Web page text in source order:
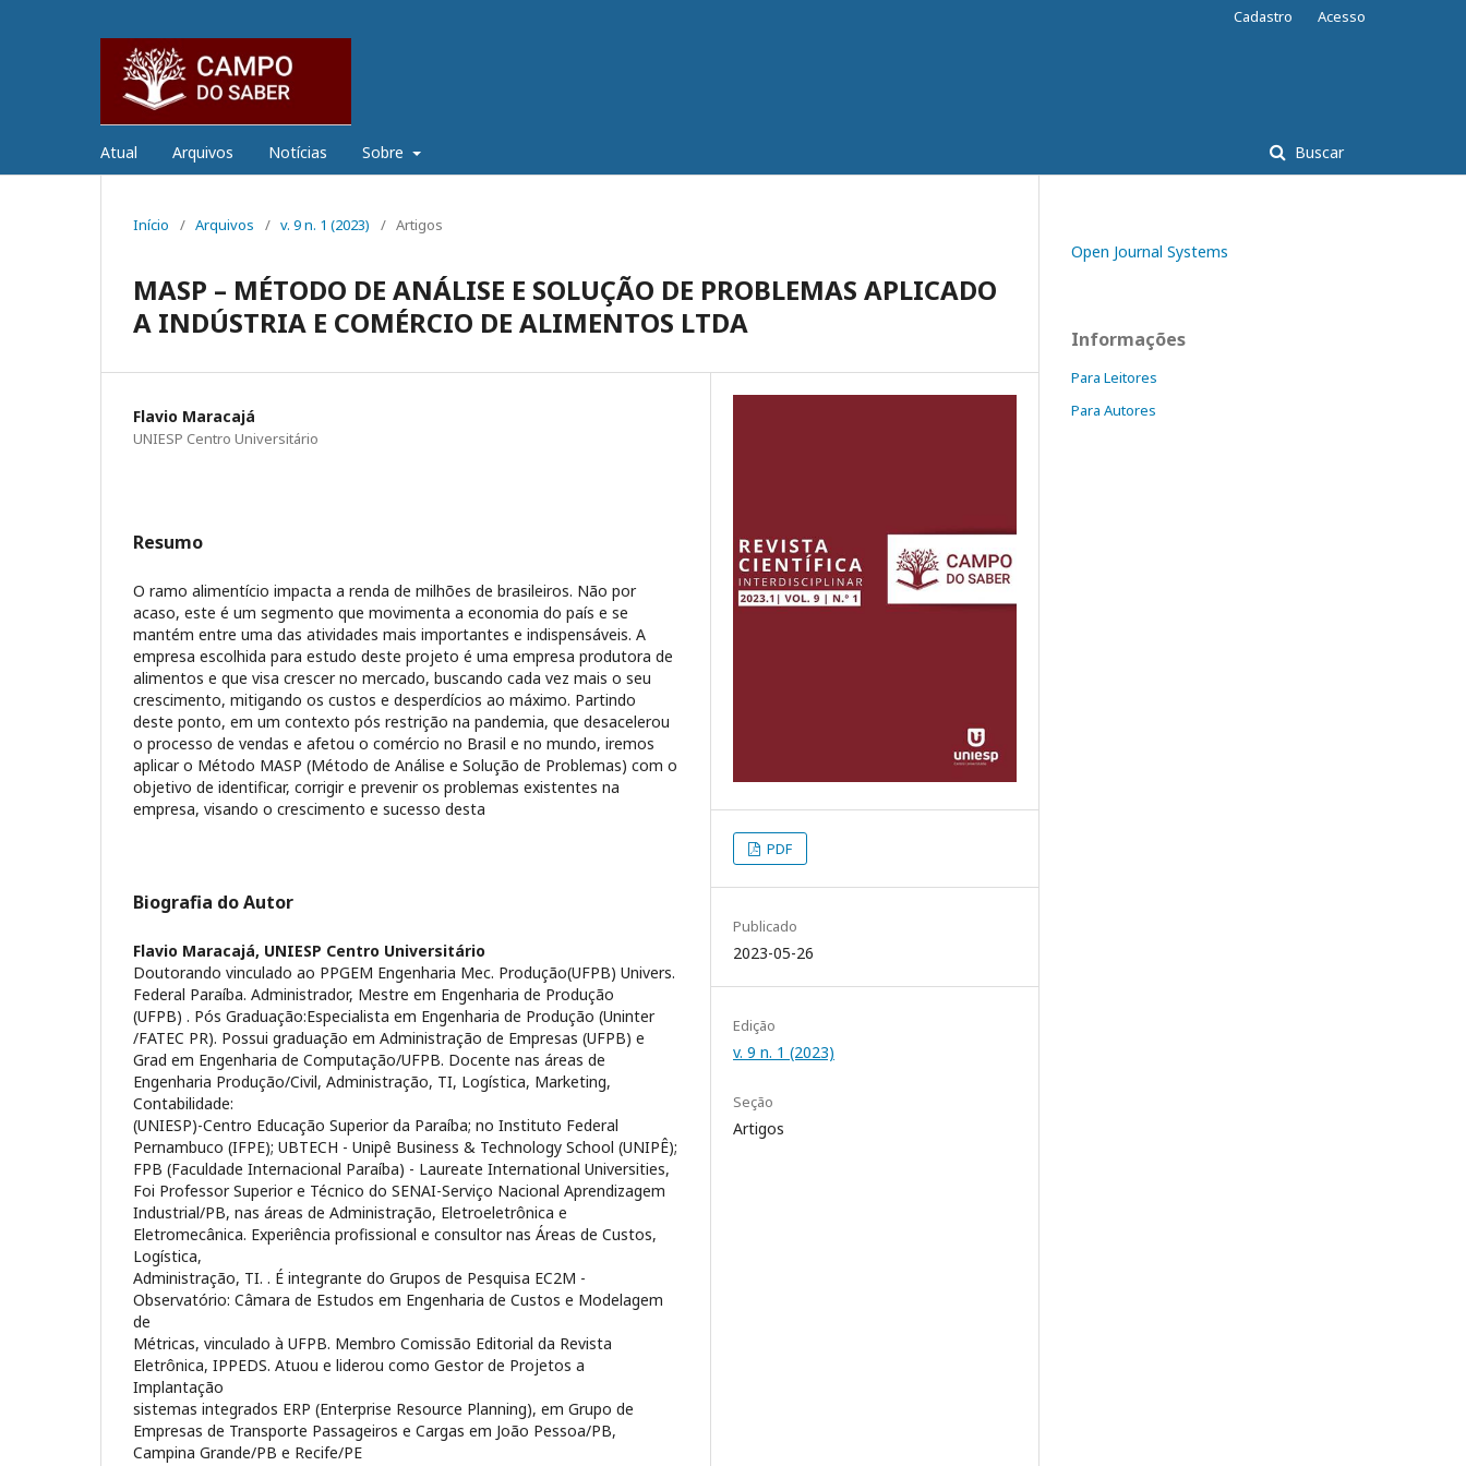
Atual Arquivos Notícias Sobre Buscar
Cadastro Acesso
Início / Arquivos / v. 9 n. 1 (2023) / Artigos
MASP – MÉTODO DE ANÁLISE E SOLUÇÃO DE PROBLEMAS APLICADO
A INDÚSTRIA E COMÉRCIO DE ALIMENTOS LTDA
Flavio Maracajá
UNIESP Centro Universitário
Resumo
O ramo alimentício impacta a renda de milhões de brasileiros. Não por
acaso, este é um segmento que movimenta a economia do país e se
mantém entre uma das atividades mais importantes e indispensáveis. A
empresa escolhida para estudo deste projeto é uma empresa produtora de
alimentos e que visa crescer no mercado, buscando cada vez mais o seu
crescimento, mitigando os custos e desperdícios ao máximo. Partindo
deste ponto, em um contexto pós restrição na pandemia, que desacelerou
o processo de vendas e afetou o comércio no Brasil e no mundo, iremos
aplicar o Método MASP (Método de Análise e Solução de Problemas) com o
objetivo de identificar, corrigir e prevenir os problemas existentes na
empresa, visando o crescimento e sucesso desta
Biografia do Autor
Flavio Maracajá, UNIESP Centro Universitário
Doutorando vinculado ao PPGEM Engenharia Mec. Produção(UFPB) Univers.
Federal Paraíba. Administrador, Mestre em Engenharia de Produção
(UFPB) . Pós Graduação:Especialista em Engenharia de Produção (Uninter
/FATEC PR). Possui graduação em Administração de Empresas (UFPB) e
Grad em Engenharia de Computação/UFPB. Docente nas áreas de
Engenharia Produção/Civil, Administração, TI, Logística, Marketing,
Contabilidade:
(UNIESP)-Centro Educação Superior da Paraíba; no Instituto Federal
Pernambuco (IFPE); UBTECH - Unipê Business & Technology School (UNIPÊ);
FPB (Faculdade Internacional Paraíba) - Laureate International Universities,
Foi Professor Superior e Técnico do SENAI-Serviço Nacional Aprendizagem
Industrial/PB, nas áreas de Administração, Eletroeletrônica e
Eletromecânica. Experiência profissional e consultor nas Áreas de Custos,
Logística,
Administração, TI. . É integrante do Grupos de Pesquisa EC2M -
Observatório: Câmara de Estudos em Engenharia de Custos e Modelagem
de
Métricas, vinculado à UFPB. Membro Comissão Editorial da Revista
Eletrônica, IPPEDS. Atuou e liderou como Gestor de Projetos a
Implantação
sistemas integrados ERP (Enterprise Resource Planning), em Grupo de
Empresas de Transporte Passageiros e Cargas em João Pessoa/PB,
Campina Grande/PB e Recife/PE
PDF
Publicado
2023-05-26
Edição
v. 9 n. 1 (2023)
Seção
Artigos
Open Journal Systems
Informações
Para Leitores
Para Autores